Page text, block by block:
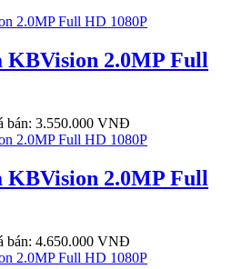
KBVision 2.0MP Full
bán: 3.550.000 VNĐ
KBVision 2.0MP Full
bán: 4.650.000 VNĐ